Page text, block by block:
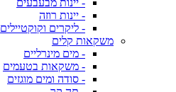
- יינות מבעבעים
- יינות רוזה
- ליקרים וקוקטיילים
משקאות קלים
- מים מינרליים
- משקאות בטעמים
- סודה ומים מוגזים